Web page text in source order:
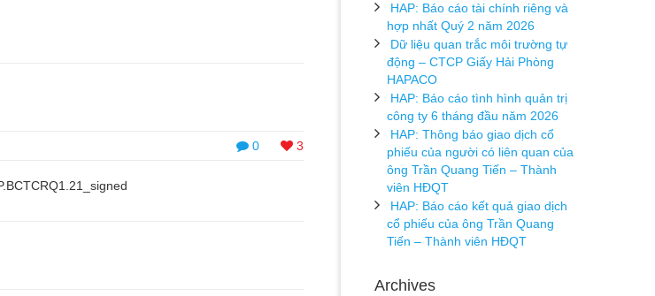
0 3
HAP: Báo cáo tài chính riêng và
hợp nhất Quý 2 năm 2026
Dữ liệu quan trắc môi trường tự
động – CTCP Giấy Hải Phòng
HAPACO
HAP: Báo cáo tình hình quản trị
công ty 6 tháng đầu năm 2026
HAP: Thông báo giao dịch cổ
phiếu của người có liên quan của
ông Trần Quang Tiến – Thành
viên HĐQT
HAP: Báo cáo kết quả giao dịch
cổ phiếu của ông Trần Quang
Tiến – Thành viên HĐQT
Archives